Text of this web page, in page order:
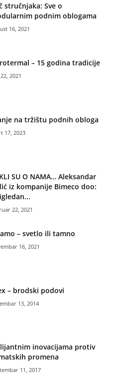
stručnjaka: Sve o
podnim oblogama
16, 2021
– 15 godina tradicije
2021
na tržištu podnih obloga
17, 2023
SU O NAMA… Aleksandar
iz kompanije Bimeco doo:
22, 2021
– svetlo ili tamno
16, 2021
– brodski podovi
13, 2014
inovacijama protiv
promena
11, 2017